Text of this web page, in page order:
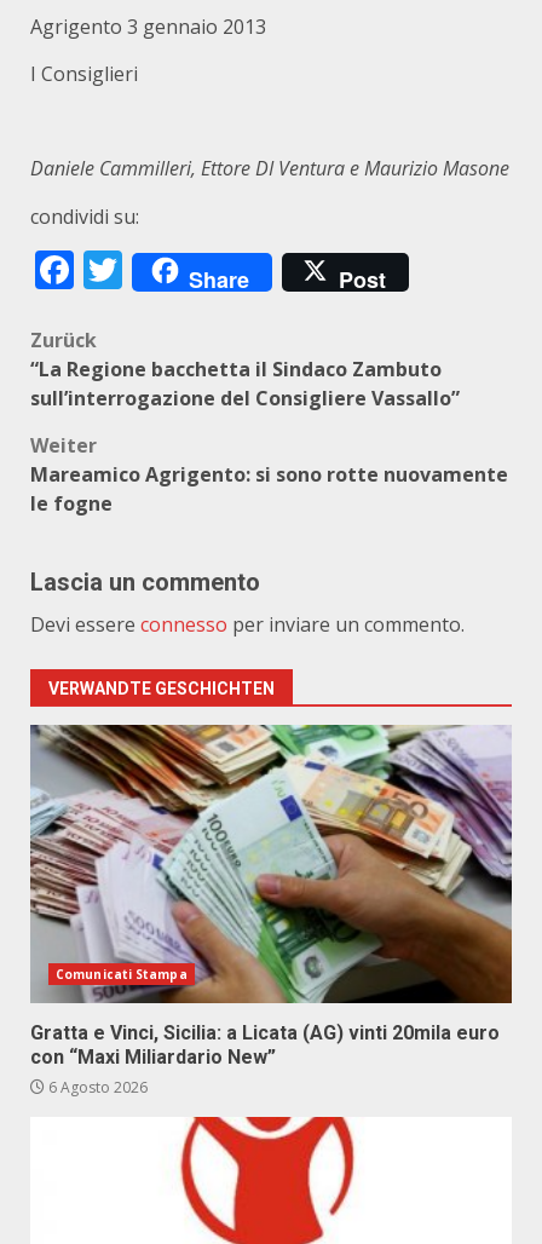
Agrigento 3 gennaio 2013
I Consiglieri
Daniele Cammilleri, Ettore DI Ventura e Maurizio Masone
condividi su:
Facebook
Twitter
Share Post
Beitragsnavigation
Zurück
“La Regione bacchetta il Sindaco Zambuto
sull’interrogazione del Consigliere Vassallo”
Weiter
Mareamico Agrigento: si sono rotte nuovamente
le fogne
Lascia un commento
Devi essere connesso per inviare un commento.
VERWANDTE GESCHICHTEN
Comunicati Stampa
Gratta e Vinci, Sicilia: a Licata (AG) vinti 20mila euro
con “Maxi Miliardario New”
6 Agosto 2026